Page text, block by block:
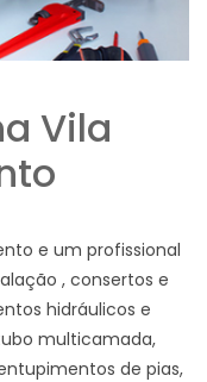
Vila
e um profissional
, consertos e
hidráulicos e
multicamada,
de pias,